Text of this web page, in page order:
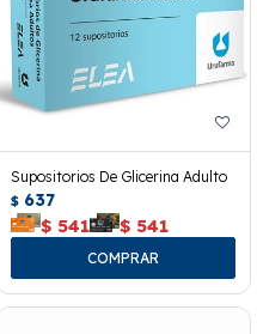
Supositorios De Glicerina Adulto
$ 637
$ 541 $ 541